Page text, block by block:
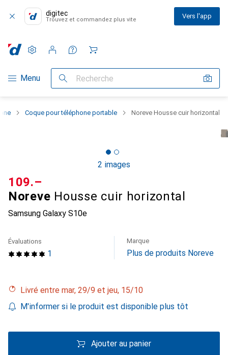
digitec
Trouvez et commandez plus vite Vers l'app
Navigation par catégorie
Menu Recherche
Paramètres
Compte client
Listes de comparaison
Listes d'envies
Panier
Coque pour téléphone portable Noreve Housse cuir horizontal
2 images
Noreve Housse cuir horizontal
Samsung Galaxy S10e
CHF
109.–
1
Évaluations Marque
Plus de produits Noreve
Livré entre mar, 29/9 et jeu, 15/10
M'informer si le produit est disponible plus tôt
Ajouter au panier